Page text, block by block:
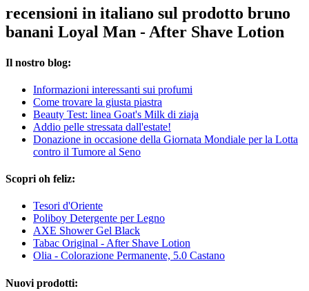
recensioni in italiano sul prodotto bruno
banani Loyal Man - After Shave Lotion
Il nostro blog:
Informazioni interessanti sui profumi
Come trovare la giusta piastra
Beauty Test: linea Goat's Milk di ziaja
Addio pelle stressata dall'estate!
Donazione in occasione della Giornata Mondiale per la Lotta
contro il Tumore al Seno
Scopri oh feliz:
Tesori d'Oriente
Poliboy Detergente per Legno
AXE Shower Gel Black
Tabac Original - After Shave Lotion
Olia - Colorazione Permanente, 5.0 Castano
Nuovi prodotti: